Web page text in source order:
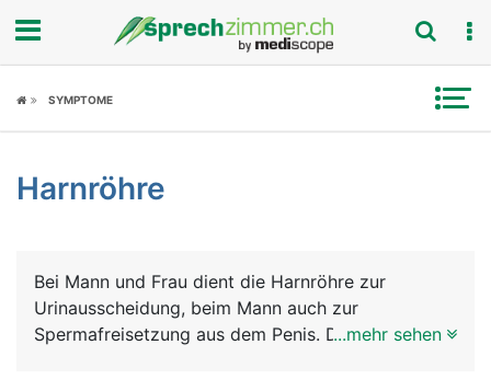
Fokus
Symptome
News
SYMPTOME
Harnröhre
Bei Mann und Frau dient die Harnröhre zur
Urinausscheidung, beim Mann auch zur
Spermafreisetzung aus dem Penis. Die kürzere
...mehr sehen